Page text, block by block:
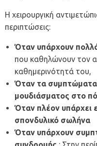
Η χειρουργική
περιπτώσεις:
Όταν υπάρχουν
που καθηλώνουν τον
καθημερινότητά του,
Όταν τα συμπτώματα
μουδιάσματος στο
Όταν πλέον υπάρχει
σπονδυλικό σωλήνα
Όταν υπάρχουν